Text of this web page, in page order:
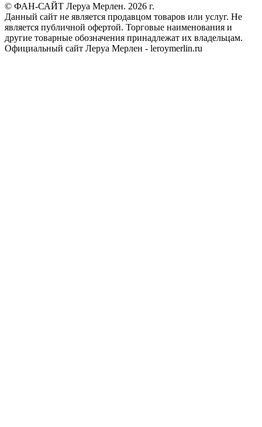
© ФАН-САЙТ Леруа Мерлен. 2026 г.
Данный сайт не является продавцом товаров или услуг. Не
является публичной офертой. Торговые наименования и
другие товарные обозначения принадлежат их владельцам.
Официальный сайт Леруа Мерлен - leroymerlin.ru